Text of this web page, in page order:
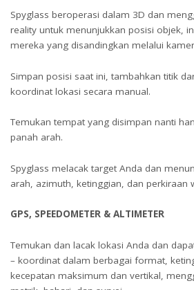
Spyglass beroperasi dalam 3D dan
reality untuk menunjukkan posisi objek,
mereka yang disandingkan melalui
Simpan posisi saat ini, tambahkan titik
koordinat lokasi secara manual.
Temukan tempat yang disimpan nanti
panah arah.
Spyglass melacak target Anda dan
arah, azimuth, ketinggian, dan perkiraan
GPS, SPEEDOMETER & ALTIMETER
Temukan dan lacak lokasi Anda dan
– koordinat dalam berbagai format,
kecepatan maksimum dan vertikal,